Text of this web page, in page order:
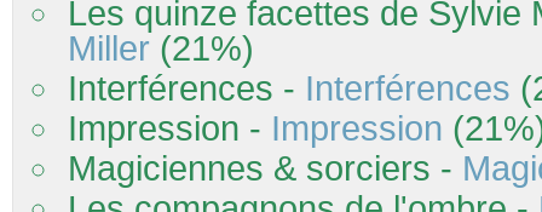
Les quinze facettes de Sylvie
Miller (21%)
Interférences - Interférences
Impression - Impression
Magiciennes & sorciers -